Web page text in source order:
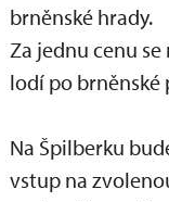
brněnské hrady.
Za jednu cenu
lodí po brněnské
Na Špilberku
vstup na